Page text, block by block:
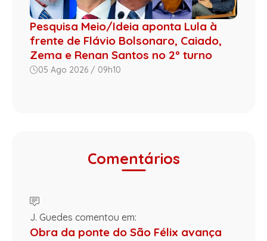
Pesquisa Meio/Ideia aponta Lula à
frente de Flávio Bolsonaro, Caiado,
Zema e Renan Santos no 2º turno
05 Ago 2026 / 09h10
Comentários
J. Guedes comentou em:
Obra da ponte do São Félix avança